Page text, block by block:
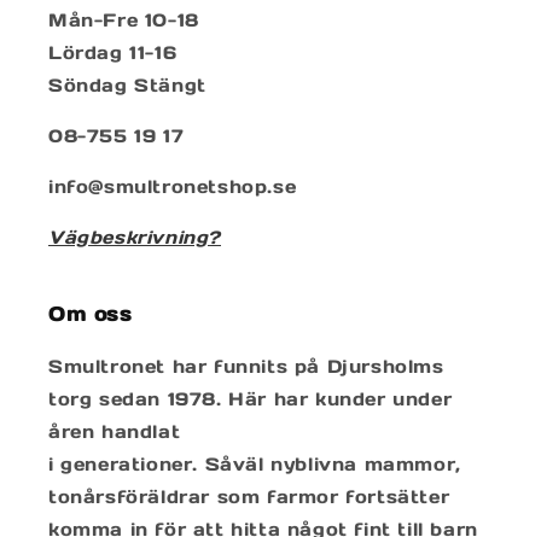
Mån-Fre 10-18
Lördag 11-16
Söndag Stängt
08-755 19 17
info@smultronetshop.se
Vägbeskrivning?
Om oss
Smultronet har funnits på Djursholms
torg sedan 1978. Här har kunder under
åren handlat
i generationer. Såväl nyblivna mammor,
tonårsföräldrar som farmor fortsätter
komma in för att hitta något fint till barn